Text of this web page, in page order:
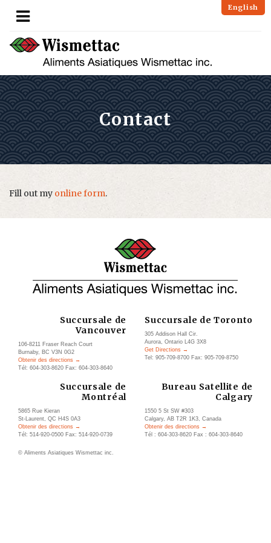
English
Contact
Fill out my online form.
Succursale de
Vancouver
106-8211 Fraser Reach Court
Burnaby, BC V3N 0G2
Obtenir des directions →
Tél: 604-303-8620 Fax: 604-303-8640
Succursale de Toronto
305 Addison Hall Cir.
Aurora, Ontario L4G 3X8
Get Directions →
Tel: 905-709-8700 Fax: 905-709-8750
Succursale de
Montréal
5865 Rue Kieran
St-Laurent, QC H4S 0A3
Obtenir des directions →
Tél: 514-920-0500 Fax: 514-920-0739
Bureau Satellite de
Calgary
1550 5 St SW #303
Calgary, AB T2R 1K3, Canada
Obtenir des directions →
Tél : 604-303-8620 Fax : 604-303-8640
© Aliments Asiatiques Wismettac inc.